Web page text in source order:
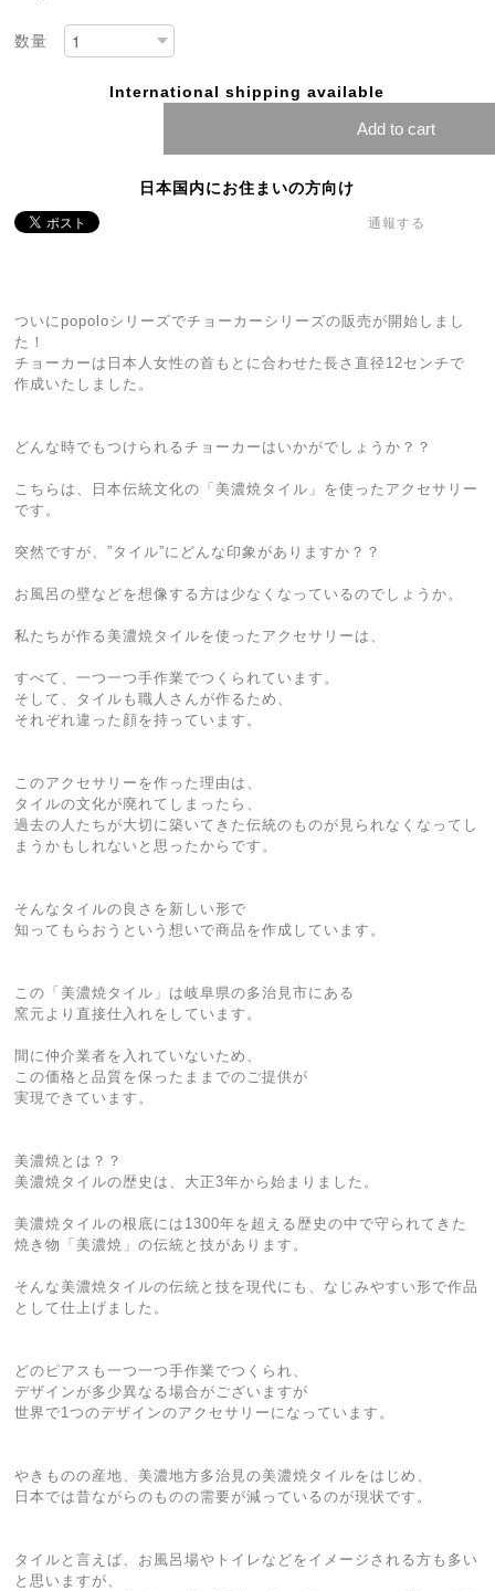
数量
International shipping available
Add to cart
日本国内にお住まいの方向け
通報する
ついにpopoloシリーズでチョーカーシリーズの販売が開始しまし
た！
チョーカーは日本人女性の首もとに合わせた長さ直径12センチで
作成いたしました。
どんな時でもつけられるチョーカーはいかがでしょうか？？
こちらは、日本伝統文化の「美濃焼タイル」を使ったアクセサリー
です。
突然ですが、”タイル”にどんな印象がありますか？？
お風呂の壁などを想像する方は少なくなっているのでしょうか。
私たちが作る美濃焼タイルを使ったアクセサリーは、
すべて、一つ一つ手作業でつくられています。
そして、タイルも職人さんが作るため、
それぞれ違った顔を持っています。
このアクセサリーを作った理由は、
タイルの文化が廃れてしまったら、
過去の人たちが大切に築いてきた伝統のものが見られなくなってし
まうかもしれないと思ったからです。
そんなタイルの良さを新しい形で
知ってもらおうという想いで商品を作成しています。
この「美濃焼タイル」は岐阜県の多治見市にある
窯元より直接仕入れをしています。
間に仲介業者を入れていないため、
この価格と品質を保ったままでのご提供が
実現できています。
美濃焼とは？？
美濃焼タイルの歴史は、大正3年から始まりました。
美濃焼タイルの根底には1300年を超える歴史の中で守られてきた
焼き物「美濃焼」の伝統と技があります。
そんな美濃焼タイルの伝統と技を現代にも、なじみやすい形で作品
として仕上げました。
どのピアスも一つ一つ手作業でつくられ、
デザインが多少異なる場合がございますが
世界で1つのデザインのアクセサリーになっています。
やきものの産地、美濃地方多治見の美濃焼タイルをはじめ、
日本では昔ながらのものの需要が減っているのが現状です。
タイルと言えば、お風呂場やトイレなどをイメージされる方も多い
と思いますが、